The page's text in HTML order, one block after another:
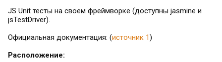
JS Unit тесты на своем фреймворке (доступны jasmine и
jsTestDriver).
Официальная документация: (источник 1)
Расположение: